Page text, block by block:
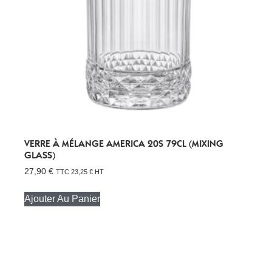
VERRE À MÉLANGE AMERICA 20S 79CL (MIXING
GLASS)
27,90 € TTC 23,25 € HT
Ajouter Au Panier